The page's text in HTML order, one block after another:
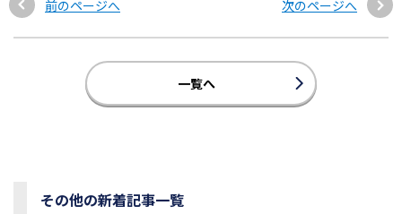
前のページへ 次のページへ
一覧へ
その他の新着記事一覧